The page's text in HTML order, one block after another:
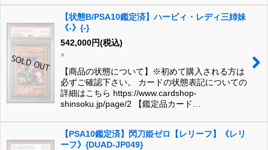
【状態B/PSA10鑑定済】ハーピィ・レディ三姉妹
《-》{-}
542,000円(税込)
×
【商品の状態について】※初めて購入される方は
必ずご確認下さい。 カードの状態表記についての
詳細はこちら https://www.cardshop-
shinsoku.jp/page/2 【鑑定品カード…
【PSA10鑑定済】閃刀姫ゼロ【レリーフ】《レリ
ーフ》{DUAD-JP049}